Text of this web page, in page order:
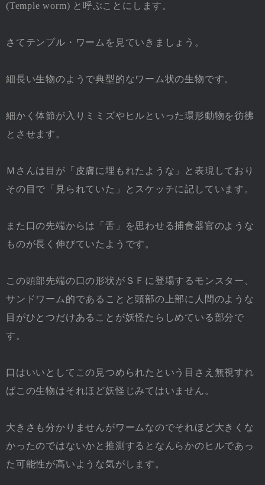
(Temple worm) と呼ぶことにします。
さてテンプル・ワームを見ていきましょう。
細長い生物のようで典型的なワーム状の生物です。
細かく体節が入りミミズやヒルといった環形動物を彷彿
とさせます。
Ｍさんは目が「皮膚に埋もれたような」と表現しており
その目で「見られていた」とスケッチに記しています。
また口の先端からは「舌」を思わせる捕食器官のような
ものが長く伸びていたようです。
この頭部先端の口の形状がＳＦに登場するモンスター、
サンドワーム的であることと頭部の上部に人間のような
目がひとつだけあることが妖怪たらしめている部分で
す。
口はいいとしてこの見つめられたという目さえ無視すれ
ばこの生物はそれほど妖怪じみてはいません。
大きさも分かりませんがワームなのでそれほど大きくな
かったのではないかと推測するとなんらかのヒルであっ
た可能性が高いような気がします。